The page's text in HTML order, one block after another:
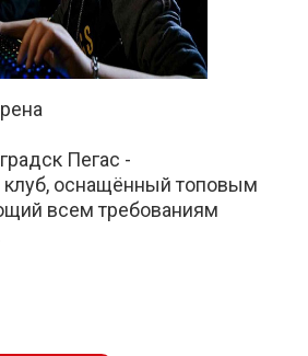
Пегас -
клуб, оснащённый топовым
всем требованиям